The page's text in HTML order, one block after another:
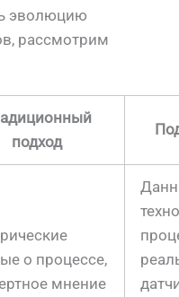
эволюцию
рассмотрим
подход
о процессе,
мнение